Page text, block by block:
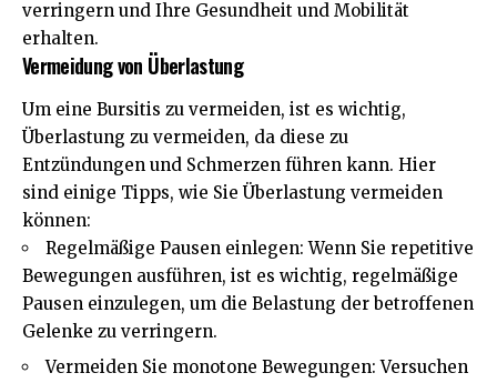
verringern und Ihre Gesundheit und Mobilität
erhalten.
Vermeidung von Überlastung
Um eine Bursitis zu vermeiden, ist es wichtig,
Überlastung zu vermeiden, da diese zu
Entzündungen und Schmerzen führen kann. Hier
sind einige Tipps, wie Sie Überlastung vermeiden
können:
Regelmäßige Pausen einlegen: Wenn Sie repetitive
Bewegungen ausführen, ist es wichtig, regelmäßige
Pausen einzulegen, um die Belastung der betroffenen
Gelenke zu verringern.
Vermeiden Sie monotone Bewegungen: Versuchen